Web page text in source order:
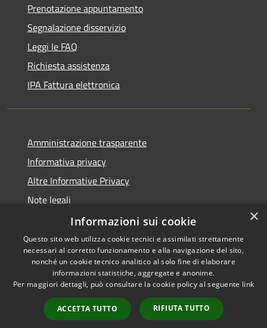
Prenotazione appuntamento
Segnalazione disservizio
Leggi le FAQ
Richiesta assistenza
IPA Fattura elettronica
Amministrazione trasparente
Informativa privacy
Altre Informative Privacy
Note legali
Dichiarazione di accessibilità
RSS
Accessibilità
Copyright © 2026 • Comune di
Altamura • Powered by
Municipium•
Accesso
redazione
×
Informazioni sui cookie
Questo sito web utilizza cookie tecnici e assimilati strettamente
necessari al corretto funzionamento e alla navigazione del sito,
nonché un cookie tecnico analitico al solo fine di elaborare
informazioni statistiche, aggregate e anonime.
Per maggiori dettagli, può consultare la cookie policy al seguente link
ACCETTA TUTTO RIFIUTA TUTTO